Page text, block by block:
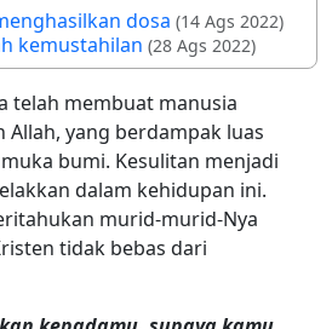
dosa (14 Ags 2022)
kemustahilan (28 Ags 2022)
telah membuat manusia
Allah, yang berdampak luas
bumi. Kesulitan menjadi
dalam kehidupan ini.
murid-murid-Nya
tidak bebas dari